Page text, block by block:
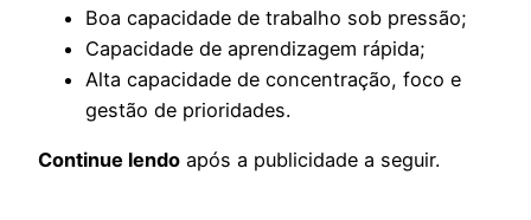
Boa capacidade de trabalho sob pressão;
Capacidade de aprendizagem rápida;
Alta capacidade de concentração, foco e
gestão de prioridades.
Continue lendo após a publicidade a seguir.